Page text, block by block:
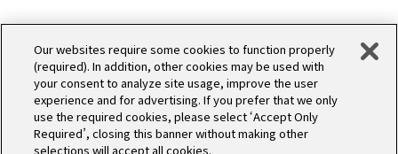
Our websites require some cookies to function properly
(required). In addition, other cookies may be used with
your consent to analyze site usage, improve the user
experience and for advertising. If you prefer that we only
use the required cookies, please select ‘Accept Only
Required’, closing this banner without making other
selections will accept all cookies.